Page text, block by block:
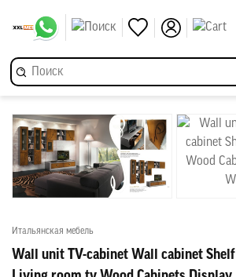
Итальянская мебель
Wall unit TV-cabinet Wall cabinet Shelf